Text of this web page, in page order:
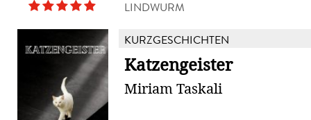
LINDWURM
KURZGESCHICHTEN
Katzengeister
Miriam Taskali